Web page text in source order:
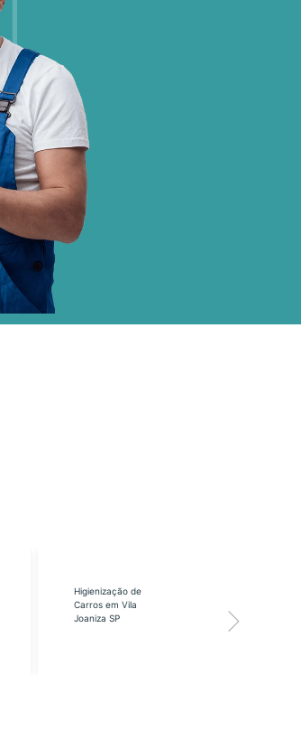
Higienização de
Carros em Vila
Joaniza SP